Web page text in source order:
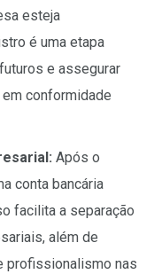
esteja
é uma etapa
e assegurar
conformidade
Após o
conta bancária
facilita a separação
além de
profissionalismo nas